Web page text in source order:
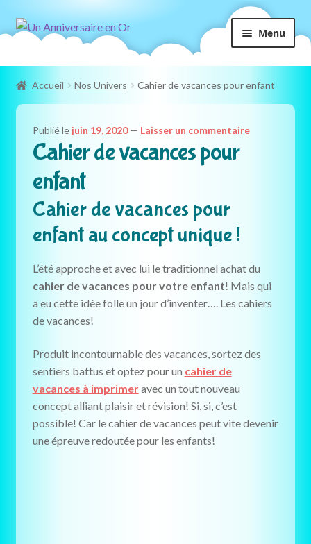
Aller
navigation
Aller
Menu
Accueil Nos Univers Cahier de vacances pour enfant
Publié le juin 19, 2020 — Laisser un commentaire
Cahier de vacances pour
enfant
Cahier de vacances pour
enfant au concept unique !
L’été approche et avec lui le traditionnel achat du
cahier de vacances pour votre enfant! Mais qui
a eu cette idée folle un jour d’inventer…. Les cahiers
de vacances!
Produit incontournable des vacances, sortez des
sentiers battus et optez pour un cahier de
vacances à imprimeravec un tout nouveau
concept alliant plaisir et révision! Si, si, c’est
possible! Car le cahier de vacances peut vite devenir
une épreuve redoutée pour les enfants!